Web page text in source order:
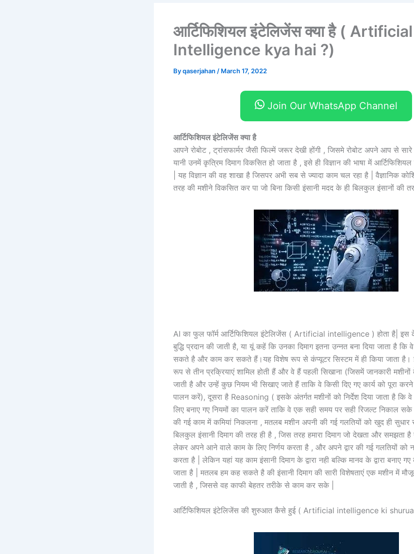
आर्टिफिशियल इंटेलिजेंस क्या है ( Artificial
Intelligence kya hai ?)
Byqaserjahan / March 17, 2022
Join Our WhatsApp Channel
आर्टिफिशियल इंटेलिजेंस क्या है
आपने रोबोट , ट्रांसफार्मर जैसी फिल्में जरूर देखी होंगी , जिसमे रोबोट अपने आप से
यानी उनमें कृत्रिम दिमाग विकसित हो जाता है , इसे ही विज्ञान की भाषा में
| यह विज्ञान की वह शाखा है जिसपर अभी सब से ज्यादा काम चल रहा है | वैज्ञानिक
तरह की मशीने विकसित कर पा जो बिना किसी इंसानी मदद के ही बिलकुल इंसानों की
AI का फुल फॉर्म आर्टिफिशियल इंटेलिजेंस ( Artificial intelligence ) होता है| इस
बुद्धि प्रदान की जाती है, या यूं कहें कि उनका दिमाग इतना उन्नत बना दिया जाता है कि
सकते है और काम कर सकते हैं।यह विशेष रूप से कंप्यूटर सिस्टम में ही किया जाता है।
रूप से तीन प्रक्रियाएं शामिल होती हैं और वे हैं पहली सिखाना (जिसमें जानकारी मशीनों
जाती है और उन्हें कुछ नियम भी सिखाए जाते हैं ताकि वे किसी दिए गए कार्य को पूरा
पालन करें), दूसरा है Reasoning ( इसके अंतर्गत मशीनों को निर्देश दिया जाता है
लिए बनाए गए नियमों का पालन करें ताकि वे एक सही समय पर सही रिजल्ट निकाल
की गई काम में कमियां निकलना , मतलब मशीन अपनी की गई गलतियों को खुद ही
बिलकुल इंसानी दिमाग की तरह ही है , जिस तरह हमारा दिमाग जो देखता और समझता
लेकर अपने आने वाले काम के लिए निर्णय करता है , और अपने द्वार की गई गलतियों को न
करता है | लेकिन यहां यह काम इंसानी दिमाग के द्वारा नही बल्कि मानव के द्वारा बनाए गए
जाता है | मतलब हम कह सकते है की इंसानी दिमाग की सारी विशेषताएं एक मशीन में
जाती है , जिससे वह काफी बेहतर तरीके से काम कर सके |
आर्टिफिशियल इंटेलिजेंस की शुरुआत कैसे हुई ( Artificial intelligence ki